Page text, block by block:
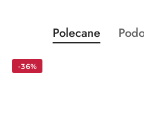
Pomiń karuzelę
Produkty
o
Polecane
-36%